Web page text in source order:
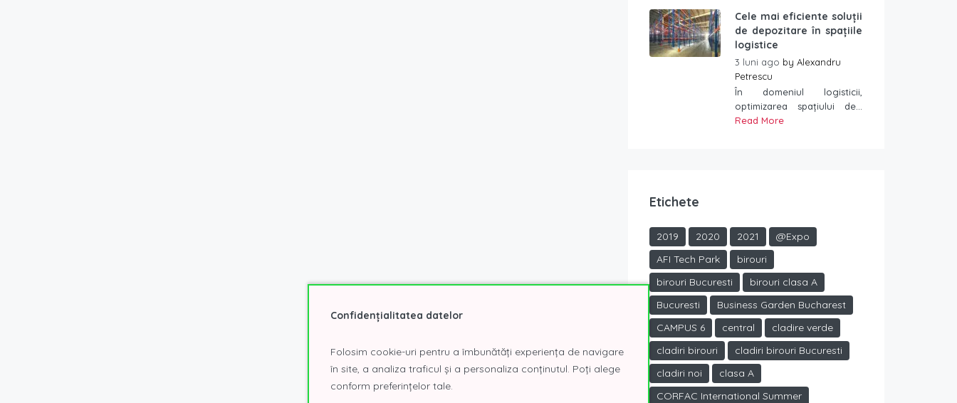
Cele mai eficiente soluții
de depozitare în spațiile
logistice
3 luni ago by Alexandru
Petrescu
În domeniul logisticii,
optimizarea spațiului de...
Read More
Etichete
2019 2020 2021
@Expo
AFI Tech Park
birouri
birouri Bucuresti
birouri clasa A
Bucuresti
Business Garden Bucharest
CAMPUS 6
central
cladire verde
cladiri birouri
cladiri birouri Bucuresti
cladiri noi
clasa A
CORFAC International Summer
Confidențialitatea datelor
Folosim cookie-uri pentru a îmbunătăți experiența de navigare
în site, a analiza traficul și a personaliza conținutul. Poți alege
conform preferințelor tale.